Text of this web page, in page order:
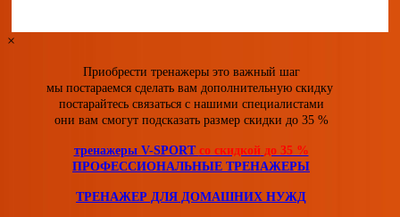
×
Приобрести тренажеры это важный шаг
мы постараемся сделать вам дополнительную скидку
постарайтесь связаться с нашими специалистами
они вам смогут подсказать размер скидки до 35 %
тренажеры V-SPORT со скидкой до 35 %
ПРОФЕССИОНАЛЬНЫЕ ТРЕНАЖЕРЫ
ТРЕНАЖЕР ДЛЯ ДОМАШНИХ НУЖД